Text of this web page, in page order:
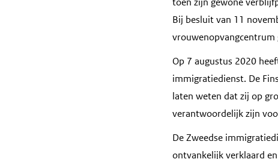
Bij besluit van 11
vrouwenopvangcentrum
Op 7 augustus 2020
immigratiedienst. De
laten weten dat zij op
verantwoordelijk zijn
De Zweedse
ontvankelijk verklaard